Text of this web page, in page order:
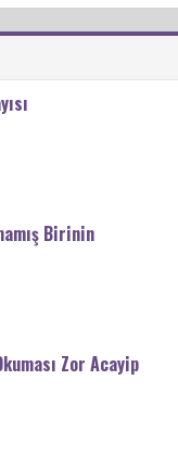
Birinin
Zor Acayip